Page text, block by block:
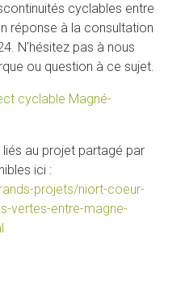
cyclables entre
réponse à la consultation
N’hésitez pas à nous
ou question à ce sujet.
cyclable Magné-
au projet partagé par
ici :
projets/niort-coeur-
vertes-entre-magne-